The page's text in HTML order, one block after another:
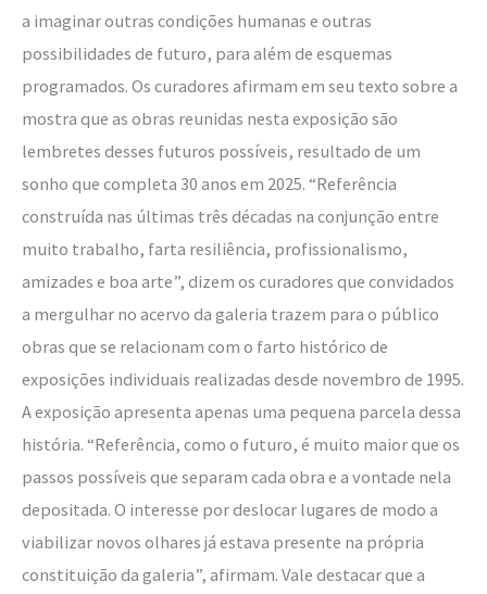
a imaginar outras condições humanas e outras
possibilidades de futuro, para além de esquemas
programados. Os curadores afirmam em seu texto sobre a
mostra que as obras reunidas nesta exposição são
lembretes desses futuros possíveis, resultado de um
sonho que completa 30 anos em 2025. “Referência
construída nas últimas três décadas na conjunção entre
muito trabalho, farta resiliência, profissionalismo,
amizades e boa arte”, dizem os curadores que convidados
a mergulhar no acervo da galeria trazem para o público
obras que se relacionam com o farto histórico de
exposições individuais realizadas desde novembro de 1995.
A exposição apresenta apenas uma pequena parcela dessa
história. “Referência, como o futuro, é muito maior que os
passos possíveis que separam cada obra e a vontade nela
depositada. O interesse por deslocar lugares de modo a
viabilizar novos olhares já estava presente na própria
constituição da galeria”, afirmam. Vale destacar que a